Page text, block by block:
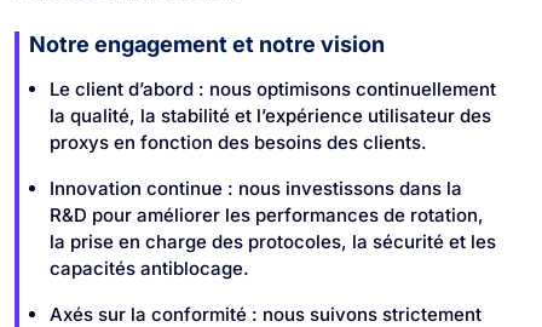
Notre engagement et notre vision
Le client d’abord : nous optimisons continuellement
la qualité, la stabilité et l’expérience utilisateur des
proxys en fonction des besoins des clients.
Innovation continue : nous investissons dans la
R&D pour améliorer les performances de rotation,
la prise en charge des protocoles, la sécurité et les
capacités antiblocage.
Axés sur la conformité : nous suivons strictement